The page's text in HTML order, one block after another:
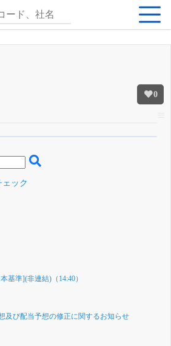
0
でβ版をはじめる
と米株版の先行利用も付きます
ック
基準](非連結)（14:40）
及び配当予想の修正に関するお知らせ